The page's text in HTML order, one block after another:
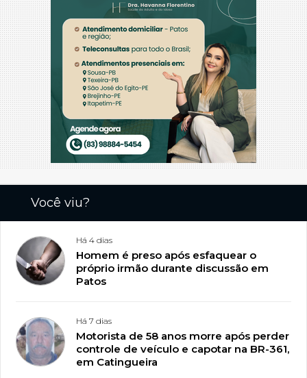
Você viu?
Há 4 dias
Homem é preso após esfaquear o
próprio irmão durante discussão em
Patos
Há 7 dias
Motorista de 58 anos morre após perder
controle de veículo e capotar na BR-361,
em Catingueira